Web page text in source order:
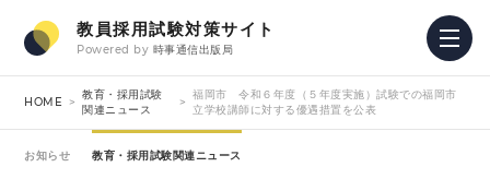
教員採用試験対策サイト
Powered by 時事通信出版局
HOME
教育・採用試験
関連ニュース
福岡市 令和６年度（５年度実施）試験での福岡市
立学校講師に対する優遇措置を公表
お知らせ 教育・採用試験関連ニュース